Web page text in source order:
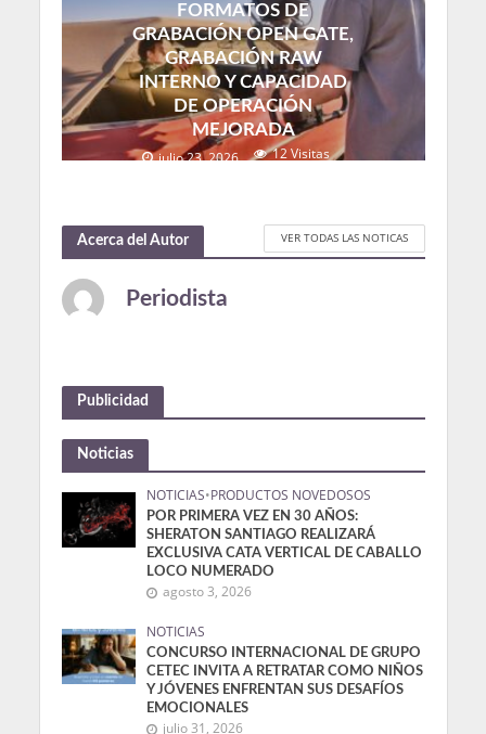
FORMATOS DE
GRABACIÓN OPEN GATE,
GRABACIÓN RAW
INTERNO Y CAPACIDAD
DE OPERACIÓN
MEJORADA
julio 23, 2026 12 Visitas
Acerca del Autor VER TODAS LAS NOTICAS
Periodista
Publicidad
Noticias
NOTICIAS•PRODUCTOS NOVEDOSOS
POR PRIMERA VEZ EN 30 AÑOS:
SHERATON SANTIAGO REALIZARÁ
EXCLUSIVA CATA VERTICAL DE CABALLO
LOCO NUMERADO
agosto 3, 2026
NOTICIAS
CONCURSO INTERNACIONAL DE GRUPO
CETEC INVITA A RETRATAR COMO NIÑOS
Y JÓVENES ENFRENTAN SUS DESAFÍOS
EMOCIONALES
julio 31, 2026